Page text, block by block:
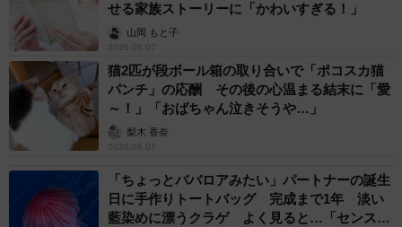
せる家族ストーリーに「かわいすぎる！」
山岡 もと子
2026.08.07
猫2匹が段ボール箱の取り合いで「ポコスカ猫
パンチ」の応酬 その後の心温まる結末に「愛
～！」「おばちゃん泣きそうや…」
梨木 香奈
2026.08.07
「ちょっとババロアみたい」パートナーの誕生
日に手作りトートバッグ 完成まで1年 淡い
藍染めに漂うクラゲ よく見ると…「センスす